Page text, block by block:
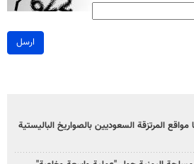
ارسل
المرتزقة السعوديين بالصواريخ الباليستية